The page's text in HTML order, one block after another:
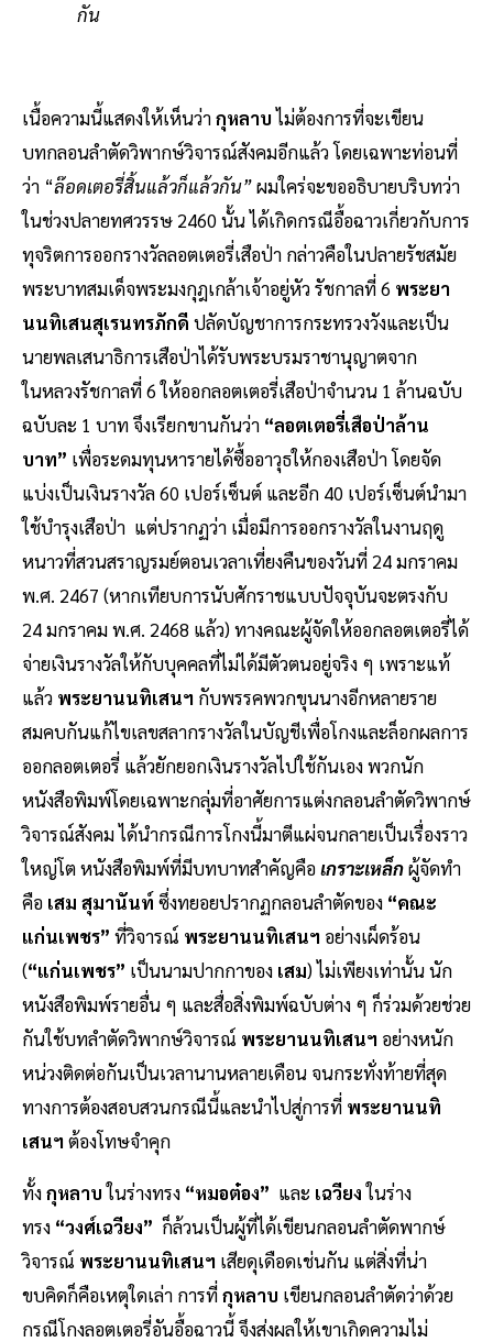
กัน
เนื้อความนี้แสดงให้เห็นว่ากุหลาบไม่ต้องการที่จะเขียน
บทกลอนลำตัดวิพากษ์วิจารณ์สังคมอีกแล้ว โดยเฉพาะท่อนที่
ว่า “ล๊อดเตอรี่สิ้นแล้วก็แล้วกัน”ผมใคร่จะขออธิบายบริบทว่า
ในช่วงปลายทศวรรษ 2460 นั้น ได้เกิดกรณีอื้อฉาวเกี่ยวกับการ
ทุจริตการออกรางวัลลอตเตอรี่เสือป่า กล่าวคือในปลายรัชสมัย
พระบาทสมเด็จพระมงกุฎเกล้าเจ้าอยู่หัว รัชกาลที่ 6 พระยา
นนทิเสนสุเรนทรภักดี ปลัดบัญชาการกระทรวงวังและเป็น
นายพลเสนาธิการเสือป่าได้รับพระบรมราชานุญาตจาก
ในหลวงรัชกาลที่ 6 ให้ออกลอตเตอรี่เสือป่าจำนวน 1 ล้านฉบับ
ฉบับละ 1 บาท จึงเรียกขานกันว่า “ลอตเตอรี่เสือป่าล้าน
บาท” เพื่อระดมทุนหารายได้ซื้ออาวุธให้กองเสือป่า โดยจัด
แบ่งเป็นเงินรางวัล 60 เปอร์เซ็นต์ และอีก 40 เปอร์เซ็นต์นำมา
ใช้บำรุงเสือป่า แต่ปรากฏว่า เมื่อมีการออกรางวัลในงานฤดู
หนาวที่สวนสราญรมย์ตอนเวลาเที่ยงคืนของวันที่ 24 มกราคม
พ.ศ. 2467 (หากเทียบการนับศักราชแบบปัจจุบันจะตรงกับ
24 มกราคม พ.ศ. 2468 แล้ว) ทางคณะผู้จัดให้ออกลอตเตอรี่ได้
จ่ายเงินรางวัลให้กับบุคคลที่ไม่ได้มีตัวตนอยู่จริง ๆ เพราะแท้
แล้ว พระยานนทิเสนฯ กับพรรคพวกขุนนางอีกหลายราย
สมคบกันแก้ไขเลขสลากรางวัลในบัญชีเพื่อโกงและล็อกผลการ
ออกลอตเตอรี่ แล้วยักยอกเงินรางวัลไปใช้กันเอง พวกนัก
หนังสือพิมพ์โดยเฉพาะกลุ่มที่อาศัยการแต่งกลอนลำตัดวิพากษ์
วิจารณ์สังคม ได้นำกรณีการโกงนี้มาตีแผ่จนกลายเป็นเรื่องราว
ใหญ่โต หนังสือพิมพ์ที่มีบทบาทสำคัญคือเกราะเหล็กผู้จัดทำ
คือ เสม สุมานันท์ ซึ่งทยอยปรากฏกลอนลำตัดของ “คณะ
แก่นเพชร” ที่วิจารณ์ พระยานนทิเสนฯ อย่างเผ็ดร้อน
(“แก่นเพชร” เป็นนามปากกาของ เสม) ไม่เพียงเท่านั้น นัก
หนังสือพิมพ์รายอื่น ๆ และสื่อสิ่งพิมพ์ฉบับต่าง ๆ ก็ร่วมด้วยช่วย
กันใช้บทลำตัดวิพากษ์วิจารณ์ พระยานนทิเสนฯ อย่างหนัก
หน่วงติดต่อกันเป็นเวลานานหลายเดือน จนกระทั่งท้ายที่สุด
ทางการต้องสอบสวนกรณีนี้และนำไปสู่การที่ พระยานนทิ
เสนฯ ต้องโทษจำคุก
ทั้งกุหลาบในร่างทรง “หมอต๋อง” และ เฉวียงในร่าง
ทรง “วงศ์เฉวียง” ก็ล้วนเป็นผู้ที่ได้เขียนกลอนลำตัดพากษ์
วิจารณ์ พระยานนทิเสนฯ เสียดุเดือดเช่นกัน แต่สิ่งที่น่า
ขบคิดก็คือเหตุใดเล่า การที่กุหลาบ เขียนกลอนลำตัดว่าด้วย
กรณีโกงลอตเตอรี่อันอื้อฉาวนี้ จึงส่งผลให้เขาเกิดความไม่